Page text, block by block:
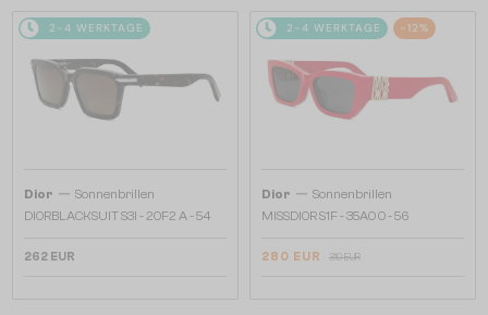
2-4 WERKTAGE
Dior — Sonnenbrillen
DIORBLACKSUIT S3I - 20F2 A - 54
262 EUR
2-4 WERKTAGE -12%
Dior — Sonnenbrillen
MISSDIOR S1F - 35A0 O - 56
280 EUR 319 EUR